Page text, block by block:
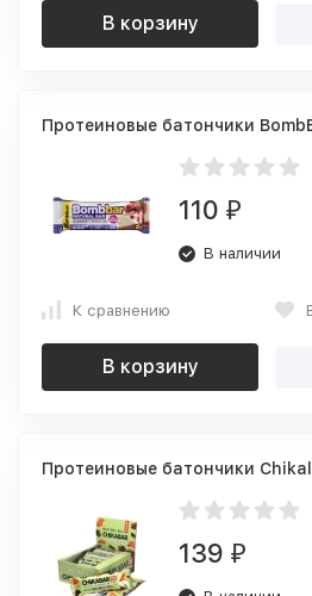
В корзину
Протеиновые батончики
110 ₽
В наличии
К сравнению
В корзину
Протеиновые батончики
139 ₽